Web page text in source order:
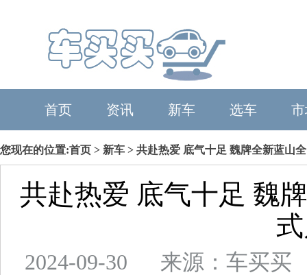
首页 资讯 新车 选车
您现在的位置:首页 > 新车 > 共赴热爱 底气十足 魏牌全新蓝山
共赴热爱 底气十足 魏
2024-09-30 来源：车买